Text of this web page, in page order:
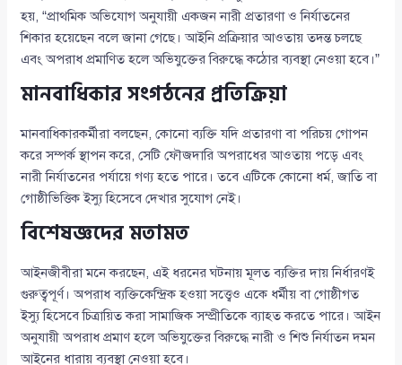
হয়, “প্রাথমিক অভিযোগ অনুযায়ী একজন নারী প্রতারণা ও নির্যাতনের
শিকার হয়েছেন বলে জানা গেছে। আইনি প্রক্রিয়ার আওতায় তদন্ত চলছে
এবং অপরাধ প্রমাণিত হলে অভিযুক্তের বিরুদ্ধে কঠোর ব্যবস্থা নেওয়া হবে।”
মানবাধিকার সংগঠনের প্রতিক্রিয়া
মানবাধিকারকর্মীরা বলছেন, কোনো ব্যক্তি যদি প্রতারণা বা পরিচয় গোপন
করে সম্পর্ক স্থাপন করে, সেটি ফৌজদারি অপরাধের আওতায় পড়ে এবং
নারী নির্যাতনের পর্যায়ে গণ্য হতে পারে। তবে এটিকে কোনো ধর্ম, জাতি বা
গোষ্ঠীভিত্তিক ইস্যু হিসেবে দেখার সুযোগ নেই।
বিশেষজ্ঞদের মতামত
আইনজীবীরা মনে করছেন, এই ধরনের ঘটনায় মূলত ব্যক্তির দায় নির্ধারণই
গুরুত্বপূর্ণ। অপরাধ ব্যক্তিকেন্দ্রিক হওয়া সত্ত্বেও একে ধর্মীয় বা গোষ্ঠীগত
ইস্যু হিসেবে চিত্রায়িত করা সামাজিক সম্প্রীতিকে ব্যাহত করতে পারে। আইন
অনুযায়ী অপরাধ প্রমাণ হলে অভিযুক্তের বিরুদ্ধে নারী ও শিশু নির্যাতন দমন
আইনের ধারায় ব্যবস্থা নেওয়া হবে।